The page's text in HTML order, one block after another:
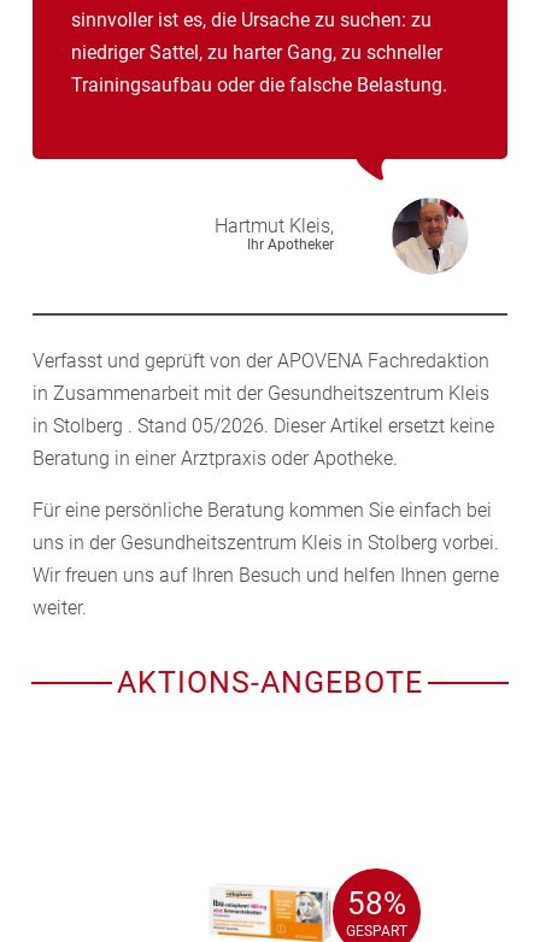
sinnvoller ist es, die Ursache zu suchen: zu
niedriger Sattel, zu harter Gang, zu schneller
Trainingsaufbau oder die falsche Belastung.
Hartmut Kleis,
Ihr Apotheker
Verfasst und geprüft von der APOVENA Fachredaktion
in Zusammenarbeit mit der Gesundheitszentrum Kleis
in Stolberg . Stand 05/2026. Dieser Artikel ersetzt keine
Beratung in einer Arztpraxis oder Apotheke.
Für eine persönliche Beratung kommen Sie einfach bei
uns in der Gesundheitszentrum Kleis in Stolberg vorbei.
Wir freuen uns auf Ihren Besuch und helfen Ihnen gerne
weiter.
AKTIONS-ANGEBOTE
58%
GESPART
58%
GESPART